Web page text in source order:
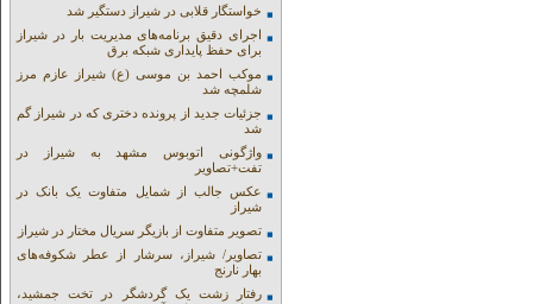
خواستگار قلابی در شیراز دستگیر شد
اجرای دقیق برنامه‌های مدیریت بار در شیراز
برای حفظ پایداری شبکه برق
موکب احمد بن موسی (ع) شیراز عازم مرز
شلمچه شد
جزئیات جدید از پرونده دختری که در شیراز گم
شد
واژگونی اتوبوس مشهد به شیراز در
تفت+تصاویر
عکس جالب از شمایل متفاوت یک بانک در
شیراز
تصویر متفاوت از بازیگر سریال مختار در شیراز
تصاویر/ شیراز، سرشار از عطر شکوفه‌های
بهار نارنج
رفتار زشت یک گردشگر در تخت جمشید،